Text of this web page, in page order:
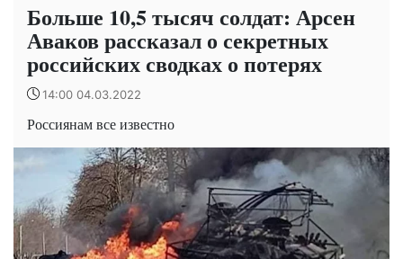
Больше 10,5 тысяч солдат: Арсен
Аваков рассказал о секретных
российских сводках о потерях
14:00 04.03.2022
Россиянам все известно